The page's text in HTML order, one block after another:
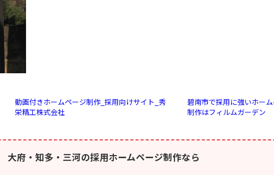
動画付きホームページ制作_採用向けサイト_秀
栄精工株式会社
碧南市で採用に強いホー
制作はフィルムガーデン
大府・知多・三河の採用ホームページ制作なら